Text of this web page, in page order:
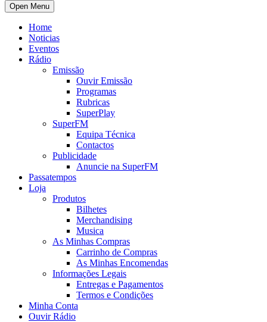
Open Menu
Home
Noticias
Eventos
Rádio
Emissão
Ouvir Emissão
Programas
Rubricas
SuperPlay
SuperFM
Equipa Técnica
Contactos
Publicidade
Anuncie na SuperFM
Passatempos
Loja
Produtos
Bilhetes
Merchandising
Musica
As Minhas Compras
Carrinho de Compras
As Minhas Encomendas
Informações Legais
Entregas e Pagamentos
Termos e Condições
Minha Conta
Ouvir Rádio